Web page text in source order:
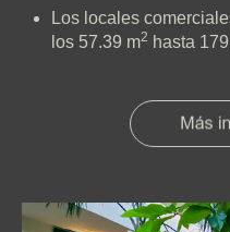
Los locales
los 57.39 m2 hasta